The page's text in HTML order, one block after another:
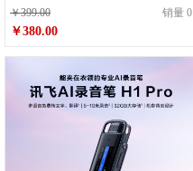
￥399.00
销量 0
￥380.00